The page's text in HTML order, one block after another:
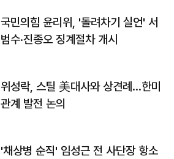
국민의힘 윤리위, '돌려차기 실언' 서
범수·진종오 징계절차 개시
위성락, 스틸 美대사와 상견례…한미
관계 발전 논의
'채상병 순직' 임성근 전 사단장 항소